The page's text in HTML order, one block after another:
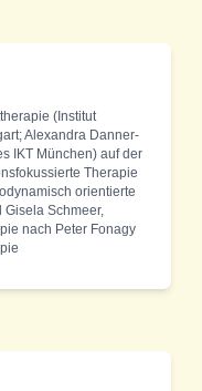
(Institut
Alexandra Danner-
IKT München) auf der
Therapie
orientierte
Gisela Schmeer,
nach Peter Fonagy